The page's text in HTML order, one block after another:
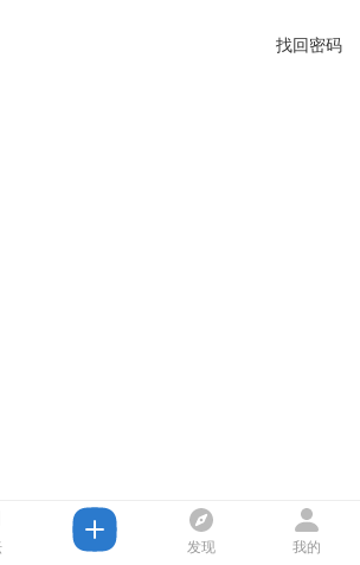
找回密码
发现 我的